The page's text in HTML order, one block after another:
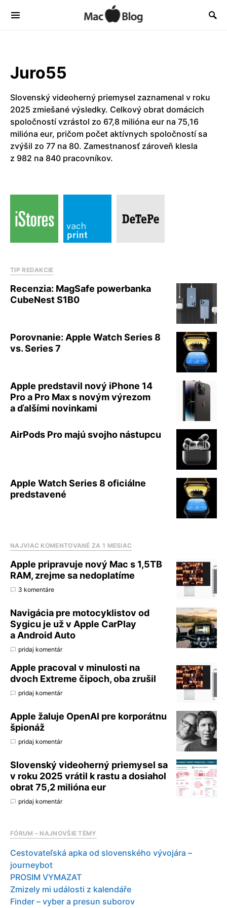
Juro55
Slovenský videoherný priemysel zaznamenal v roku
2025 zmiešané výsledky. Celkový obrat domácich
spoločností vzrástol zo 67,8 milióna eur na 75,16
milióna eur, pričom počet aktívnych spoločností sa
zvýšil zo 77 na 80. Zamestnanosť zároveň klesla
z 982 na 840 pracovníkov.
TIP REDAKCIE
Recenzia: MagSafe powerbanka
CubeNest S1B0
Porovnanie: Apple Watch Series 8
vs. Series 7
Apple predstavil nový iPhone 14
Pro a Pro Max s novým výrezom
a ďalšími novinkami
AirPods Pro majú svojho nástupcu
Apple Watch Series 8 oficiálne
predstavené
NAJVIAC KOMENTOVANÉ ZA 1 MESIAC
Apple pripravuje nový Mac s 1,5TB
RAM, zrejme sa nedoplatíme
3 komentáre
Navigácia pre motocyklistov od
Sygicu je už v Apple CarPlay
a Android Auto
pridaj komentár
Apple pracoval v minulosti na
dvoch Extreme čipoch, oba zrušil
pridaj komentár
Apple žaluje OpenAI pre korporátnu
špionáž
pridaj komentár
Slovenský videoherný priemysel sa
v roku 2025 vrátil k rastu a dosiahol
obrat 75,2 milióna eur
pridaj komentár
FÓRUM – NAJNOVŠIE TÉMY
Cestovateľská apka od slovenského vývojára –
journeybot
PROSIM VYMAZAT
Zmizely mi události z kalendáře
Finder – vyber a presun suborov